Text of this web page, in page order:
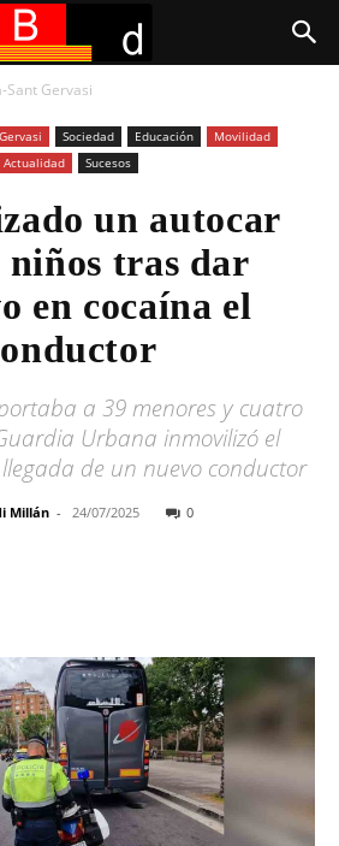
Sant Gervasi
Sociedad Educación
Movilidad
Actualidad
Sucesos
un autocar
niños tras dar
en cocaína el
a 39 menores y cuatro
Urbana inmovilizó el
de un nuevo conductor
Millán - 24/07/2025 0